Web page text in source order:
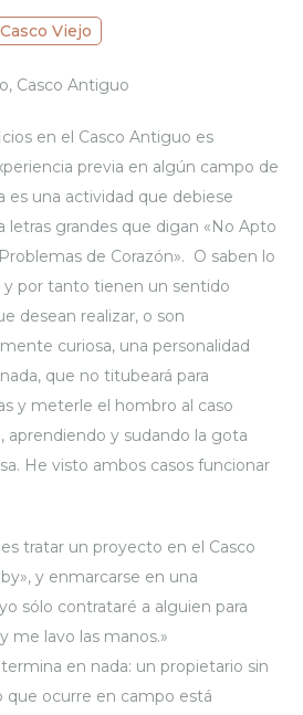
Casco Viejo
Casco Antiguo
en el Casco Antiguo es
previa en algún campo de
es una actividad que debiese
grandes que digan «No Apto
de Corazón». O saben lo
y por tanto tienen un sentido
desean realizar, o son
curiosa, una personalidad
que no titubeará para
y meterle el hombro al caso
aprendiendo y sudando la gota
He visto ambos casos funcionar
tratar un proyecto en el Casco
y enmarcarse en una
sólo contrataré a alguien para
me lavo las manos.»
en nada: un propietario sin
que ocurre en campo está